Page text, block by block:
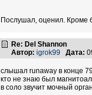
Послушал, оценил. Кроме
Re: Del Shannon
Автор: igrok99 Дата:
слышал runaway в конце
кто не знаю был
в соло звучит мочный